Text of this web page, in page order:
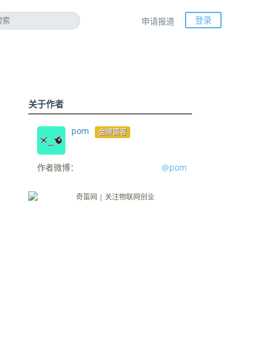
申请报道 登录
关于作者
pom 金牌笛客
作者微博： @pom